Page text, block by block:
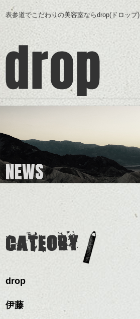
表参道でこだわりの美容室ならdrop(ドロップ)
NEWS
CATEORY
drop
伊藤